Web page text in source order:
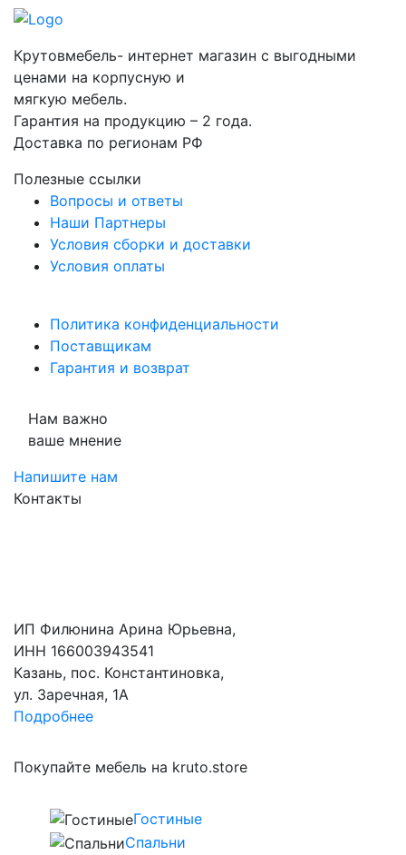
Крутовмебель- интернет магазин с выгодными
ценами на корпусную и
мягкую мебель.
Гарантия на продукцию – 2 года.
Доставка по регионам РФ
Полезные ссылки
Вопросы и ответы
Наши Партнеры
Условия сборки и доставки
Условия оплаты
Политика конфиденциальности
Поставщикам
Гарантия и возврат
Нам важно
ваше мнение
Напишите нам
Контакты
ИП Филюнина Арина Юрьевна,
ИНН 166003943541
Казань, пос. Константиновка,
ул. Заречная, 1А
Подробнее
Покупайте мебель на kruto.store
Гостиные
Спальни